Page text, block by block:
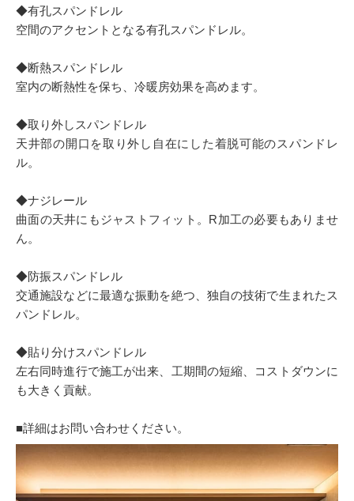
◆有孔スパンドレル
空間のアクセントとなる有孔スパンドレル。
◆断熱スパンドレル
室内の断熱性を保ち、冷暖房効果を高めます。
◆取り外しスパンドレル
天井部の開口を取り外し自在にした着脱可能のスパンドレ
ル。
◆ナジレール
曲面の天井にもジャストフィット。R加工の必要もありませ
ん。
◆防振スパンドレル
交通施設などに最適な振動を絶つ、独自の技術で生まれたス
パンドレル。
◆貼り分けスパンドレル
左右同時進行で施工が出来、工期間の短縮、コストダウンに
も大きく貢献。
■詳細はお問い合わせください。